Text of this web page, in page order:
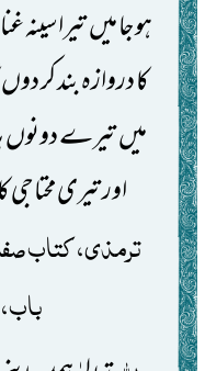
ہو جامیںتیرا سینہ
کا دروازہ بند کر دوں
میںتیرے دونوں
اور تیری محتاجی
ترمذی، کتاب صفۃ
باب،